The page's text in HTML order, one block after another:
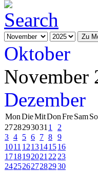
Zu
Oktober
November
Dezember
MonDieMitDonFreSam
2728293031 1
2
3 4 5 6 7 8 9
1011 1213141516
1718192021 22 23
24252627282930